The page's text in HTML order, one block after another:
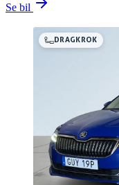
Se bil
DRAGKROK